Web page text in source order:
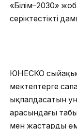
«Білім–2030»
серіктестікті
ЮНЕСКО
мектептерге
ықпалдасатын
арасындағы
мен жастарды